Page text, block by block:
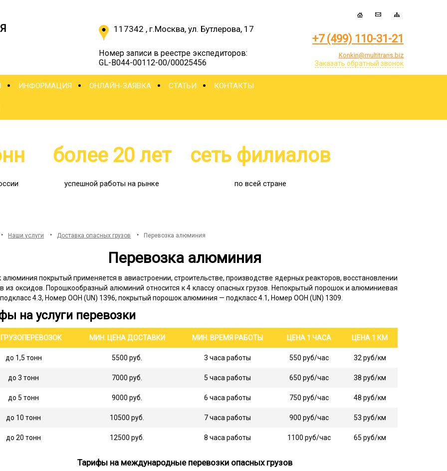
117342 , г.Москва,ул. Бутлерова, 17
Номер записи в реестре экспедиторов:
GL-B044-00112-00/00025456
+7 (499) 110-31-21
Konkin@multitrans.biz
Заказать обратный звонок
ИНФОРМАЦИЯ ОНЛАЙН-ЗАЯВКА СТАТЬИ КОНТАКТЫ
более 20 лет
успешной работы на рынке
сеть филиалов
по всей стране
Наши услуги Доставка опасных грузов Перевозка алюминия
Перевозка алюминия
покрытый применяется в авиастроении, строительстве, производстве ядерных реакторов, восстановлении
из оксидов. Порошкообразный алюминий относится к 4 классу опасных грузов. Непокрытый порошок и алюминиевая
4.3, Номер ООН (UN) 1396, покрытый порошок алюминия — подкласс 4.1, Номер ООН (UN) 1309.
на услуги перевозки
МИН. ЦЕНА ДОСТАВКИ МИН. ВРЕМЯ РАБОТЫ ЦЕНА 1 ЧАСА ЦЕНА 1 КМ
до 1,5 тонн 5500 руб. 3 часа работы 550 руб/час 32 руб/км
до 3 тонн 7000 руб. 5 часа работы 650 руб/час 38 руб/км
до 5 тонн 9000 руб. 6 часа работы 750 руб/час 48 руб/км
до 10 тонн 10500 руб. 7 часа работы 900 руб/час 53 руб/км
до 20 тонн 12500 руб. 8 часа работы 1100 руб/час 65 руб/км
Тарифы на международные перевозки опасных грузов